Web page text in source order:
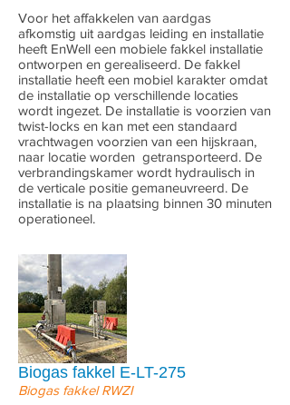
Voor het affakkelen van aardgas
afkomstig uit aardgas leiding en installatie
heeft EnWell een mobiele fakkel installatie
ontworpen en gerealiseerd. De fakkel
installatie heeft een mobiel karakter omdat
de installatie op verschillende locaties
wordt ingezet. De installatie is voorzien van
twist-locks en kan met een standaard
vrachtwagen voorzien van een hijskraan,
naar locatie worden getransporteerd. De
verbrandingskamer wordt hydraulisch in
de verticale positie gemaneuvreerd. De
installatie is na plaatsing binnen 30 minuten
operationeel.
Biogas fakkel E-LT-275
Biogas fakkel RWZI